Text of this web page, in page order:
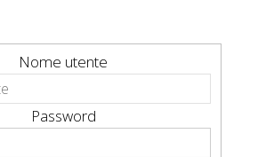
Nome utente
Password